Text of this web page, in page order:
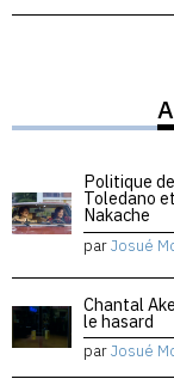
Politique de
Toledano et
Nakache
parJosué
Chantal
le hasard
parJosué